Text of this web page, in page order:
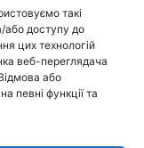
такі
або доступу до
цих технологій
веб-переглядача
або
певні функції та